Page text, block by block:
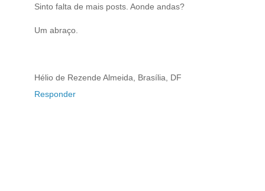
Sinto falta de mais posts. Aonde andas?
Um abraço.
Hélio de Rezende Almeida, Brasília, DF
Responder